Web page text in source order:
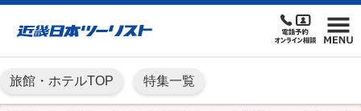
旅館・ホテルTOP 特集一覧